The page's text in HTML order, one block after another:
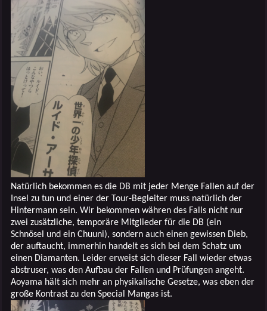
Natürlich bekommen es die DB mit jeder Menge Fallen auf der
Insel zu tun und einer der Tour-Begleiter muss natürlich der
Hintermann sein. Wir bekommen währen des Falls nicht nur
zwei zusätzliche, temporäre Mitglieder für die DB (ein
Schnösel und ein Chuuni), sondern auch einen gewissen Dieb,
der auftaucht, immerhin handelt es sich bei dem Schatz um
einen Diamanten. Leider erweist sich dieser Fall wieder etwas
abstruser, was den Aufbau der Fallen und Prüfungen angeht.
Aoyama hält sich mehr an physikalische Gesetze, was eben der
große Kontrast zu den Special Mangas ist.